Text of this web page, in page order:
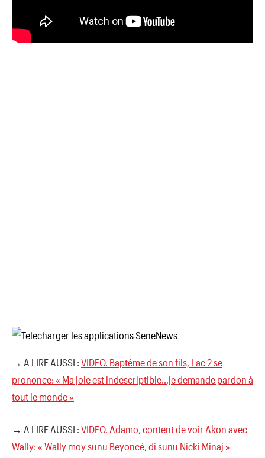
→ A LIRE AUSSI : VIDEO. Baptême de son fils, Lac 2 se
prononce: « Ma joie est indescriptible…je demande pardon à
tout le monde »
→ A LIRE AUSSI : VIDEO. Adamo, content de voir Akon avec
Wally: « Wally moy sunu Beyoncé, di sunu Nicki Minaj »